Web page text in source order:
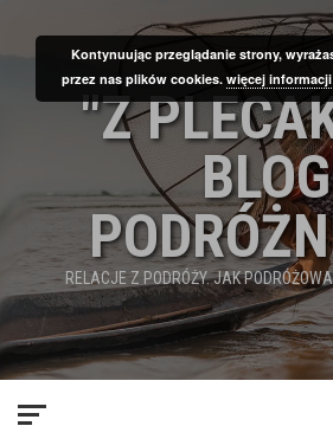
"Z
BLOG
RELACJE Z PODRÓŻY. JAK
Kontynuując przeglądanie strony,
przez nas plików cookies.więcej informacji